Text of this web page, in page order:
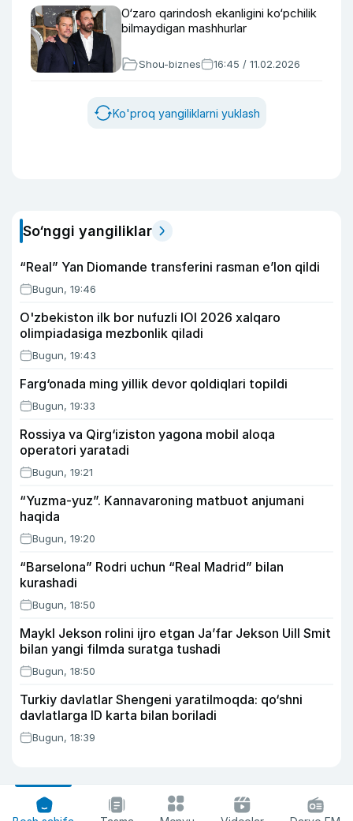
O‘zaro qarindosh ekanligini ko‘pchilik
bilmaydigan mashhurlar
Shou-biznes 16:45 / 11.02.2026
Ko'proq yangiliklarni yuklash
So‘nggi yangiliklar
“Real” Yan Diomande transferini rasman e’lon qildi
Bugun, 19:46
O'zbekiston ilk bor nufuzli IOI 2026 xalqaro
olimpiadasiga mezbonlik qiladi
Bugun, 19:43
Farg‘onada ming yillik devor qoldiqlari topildi
Bugun, 19:33
Rossiya va Qirg‘iziston yagona mobil aloqa
operatori yaratadi
Bugun, 19:21
“Yuzma-yuz”. Kannavaroning matbuot anjumani
haqida
Bugun, 19:20
“Barselona” Rodri uchun “Real Madrid” bilan
kurashadi
Bugun, 18:50
Maykl Jekson rolini ijro etgan Ja’far Jekson Uill Smit
bilan yangi filmda suratga tushadi
Bugun, 18:50
Turkiy davlatlar Shengeni yaratilmoqda: qo‘shni
davlatlarga ID karta bilan boriladi
Bugun, 18:39